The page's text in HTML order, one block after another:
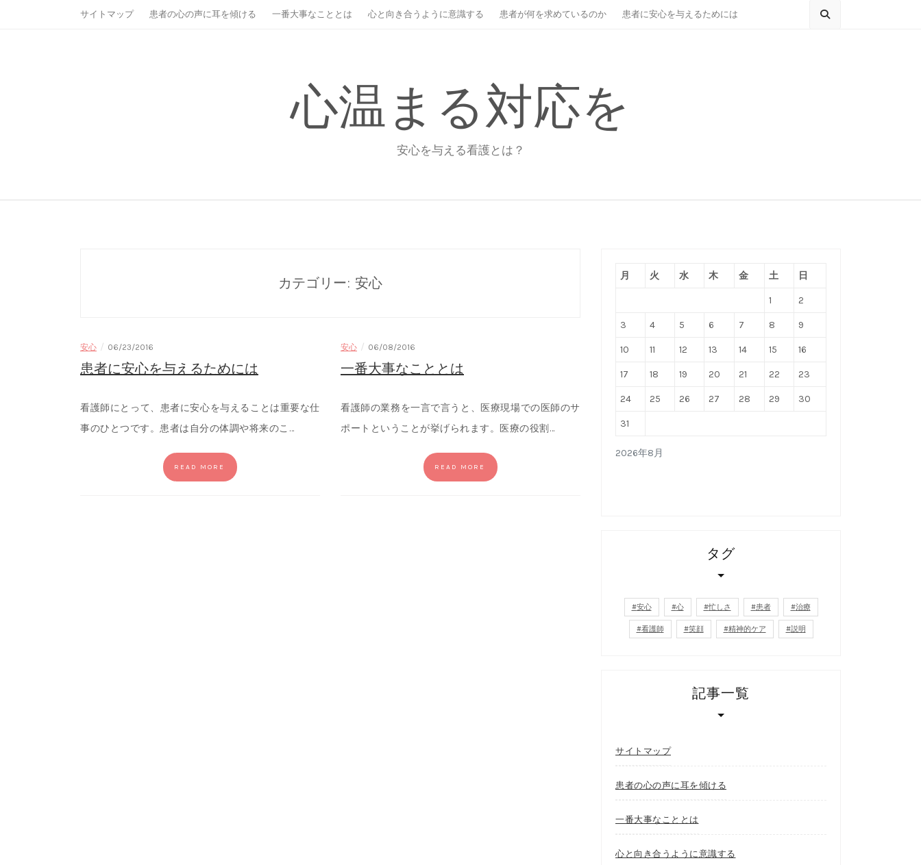
サイトマップ 患者の心の声に耳を傾ける 一番大事なこととは 心と向き合うように意識する 患者が何を求めているのか 患者に安心を与えるためには
心温まる対応を
安心を与える看護とは？
カテゴリー: 安心
安心 / 06/23/2016
患者に安心を与えるためには
看護師にとって、患者に安心を与えることは重要な仕
事のひとつです。患者は自分の体調や将来のこ…
READ MORE
安心 / 06/08/2016
一番大事なこととは
看護師の業務を一言で言うと、医療現場での医師のサ
ポートということが挙げられます。医療の役割…
READ MORE
2026年8月
月 火 水 木 金 土 日
1 2
3 4 5 6 7 8 9
10 11 12 13 14 15 16
17 18 19 20 21 22 23
24 25 26 27 28 29 30
31
タグ
安心 心 忙しさ 患者 治療
看護師 笑顔 精神的ケア 説明
記事一覧
サイトマップ
患者の心の声に耳を傾ける
一番大事なこととは
心と向き合うように意識する